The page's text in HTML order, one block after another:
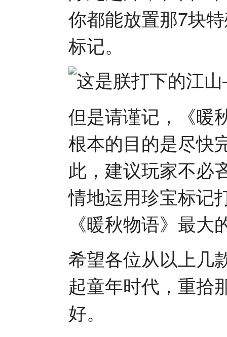
你都能放置那7块
标记。
但是请谨记，《暖
根本的目的是尽快
此，建议玩家不必
情地运用珍宝标记
《暖秋物语》最大
希望各位从以上几
起童年时代，重拾
好。